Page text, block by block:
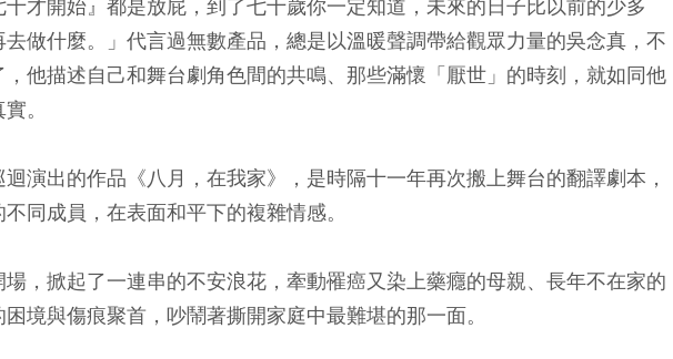
十才開始』都是放屁，到了七十歲你一定知道，未來的日子比以前的少多
做什麼。」代言過無數產品，總是以溫暖聲調帶給觀眾力量的吳念真，不
他描述自己和舞台劇角色間的共鳴、那些滿懷「厭世」的時刻，就如同他
。
演出的作品《八月，在我家》，是時隔十一年再次搬上舞台的翻譯劇本，
同成員，在表面和平下的複雜情感。
，掀起了一連串的不安浪花，牽動罹癌又染上藥癮的母親、長年不在家的
境與傷痕聚首，吵鬧著撕開家庭中最難堪的那一面。